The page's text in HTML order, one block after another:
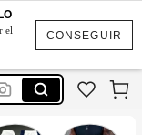
CONSEGUIR
el